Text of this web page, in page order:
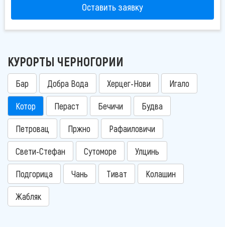
Оставить заявку
КУРОРТЫ ЧЕРНОГОРИИ
Бар Добра Вода Херцег-Нови Игало
Котор Пераст Бечичи Будва
Петровац Пржно Рафаиловичи
Свети-Стефан Сутоморе Улцинь
Подгорица Чань Тиват Колашин
Жабляк